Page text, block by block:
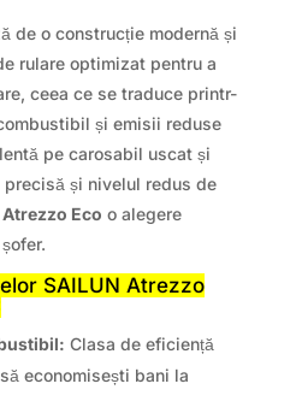
de o construcție modernă și
rulare optimizat pentru a
ceea ce se traduce printr-
și emisii reduse
pe carosabil uscat și
și nivelul redus de
Atrezzo Eco o alegere
SAILUN Atrezzo
Clasa de eficiență
economisești bani la